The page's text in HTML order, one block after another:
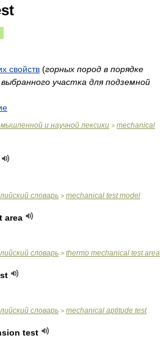
свойств (горных пород в порядке
участка для подземной
и научной лексики > mechanical
словарь > mechanical test model
area
словарь > thermo mechanical test area
словарь > mechanical aptitude test
test